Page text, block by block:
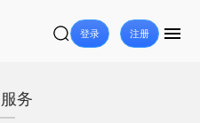
登录 注册
务